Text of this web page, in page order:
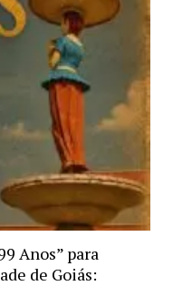
Anos” para
de Goiás: